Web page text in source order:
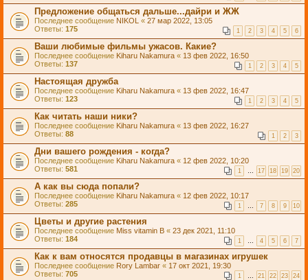
Предложение общаться дальше...дайри и ЖЖ
Последнее сообщение NIKOL « 27 мар 2022, 13:05
Ответы: 175 1 2 3 4 5 6
Ваши любимые фильмы ужасов. Какие?
Последнее сообщение Kiharu Nakamura « 13 фев 2022, 16:50
Ответы: 137 1 2 3 4 5
Настоящая дружба
Последнее сообщение Kiharu Nakamura « 13 фев 2022, 16:47
Ответы: 123 1 2 3 4 5
Как читать наши ники?
Последнее сообщение Kiharu Nakamura « 13 фев 2022, 16:27
Ответы: 88 1 2 3
Дни вашего рождения - когда?
Последнее сообщение Kiharu Nakamura « 12 фев 2022, 10:20
Ответы: 581 1 … 17 18 19 20
А как вы сюда попали?
Последнее сообщение Kiharu Nakamura « 12 фев 2022, 10:17
Ответы: 285 1 … 7 8 9 10
Цветы и другие растения
Последнее сообщение Miss vitamin B « 23 дек 2021, 11:10
Ответы: 184 1 … 4 5 6 7
Как к вам относятся продавцы в магазинах игрушек
Последнее сообщение Rory Lambar « 17 окт 2021, 19:30
Ответы: 705 1 … 21 22 23 24